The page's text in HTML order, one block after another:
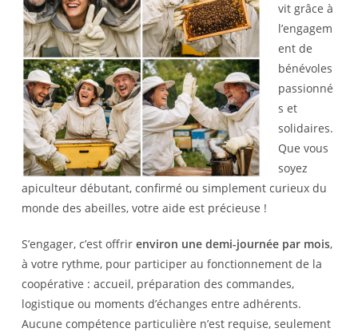
vit grâce à
l’engagem
ent de
bénévoles
passionné
s et
solidaires.
Que vous
soyez
apiculteur débutant, confirmé ou simplement curieux du
monde des abeilles, votre aide est précieuse !
S’engager, c’est offrir environ une demi-journée par mois,
à votre rythme, pour participer au fonctionnement de la
coopérative : accueil, préparation des commandes,
logistique ou moments d’échanges entre adhérents.
Aucune compétence particulière n’est requise, seulement